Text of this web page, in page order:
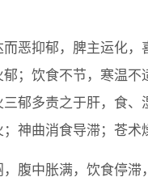
恶抑郁，脾主运化，
；饮食不节，寒温不
郁多责之于肝，食、
神曲消食导滞；苍术
腹中胀满，饮食停滞